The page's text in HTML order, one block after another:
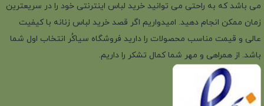
می باشد که به راحتی می توانید خرید لباس اینترنتی خود را در سریعترین
زمان ممکن انجام دهید. امیدواریم اگر قصد خرید لباس زنانه با کیفیت
عالی و قیمت مناسب محصولات را دارید فروشگاه سیاکُر انتخاب اول شما
باشد. از همراهی و مهر شما کمال تشکر را داریم.